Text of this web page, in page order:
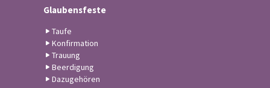
Glaubensfeste
Taufe
Konfirmation
Trauung
Beerdigung
Dazugehören